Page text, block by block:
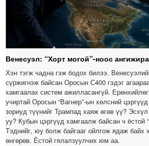
Венесуэл: “Хорт могой”-ноос
Хэн тэгж чадна гэж бодох билээ.
сүржигнэж байсан Оросын С400 гэдэг
хамгаалах систем ажилласангүй.
учиртай Оросын “Вагнер”-ын хөлсний
зориуд түүнийг Трампад хаяж өгөв үү?
уу? Кубын цэргүүд хамгаалж байсан ч ёстой
Тэднийг, юу болж байгааг ойлгож ядаж байх
өнгөрөв. Ёстой гялалзуулчих юм аа.